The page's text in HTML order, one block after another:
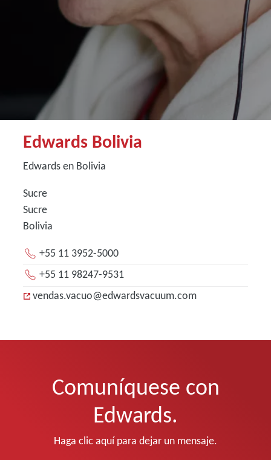
Edwards Bolivia
Edwards en Bolivia
Sucre
Sucre
Bolivia
+55 11 3952-5000
+55 11 98247-9531
vendas.vacuo@edwardsvacuum.com
Comuníquese con
Edwards.
Haga clic aquí para dejar un mensaje.